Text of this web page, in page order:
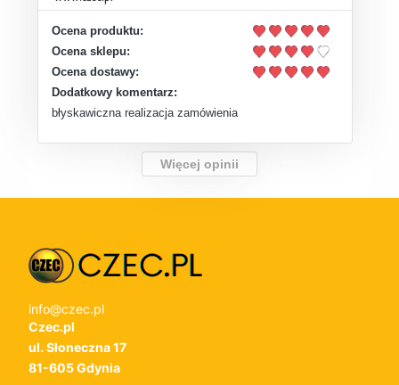
Ocena produktu:
Ocena sklepu:
Ocena dostawy:
Dodatkowy komentarz:
błyskawiczna realizacja zamówienia
Więcej opinii
info@czec.pl
Czec.pl
ul. Słoneczna 17
81-605 Gdynia